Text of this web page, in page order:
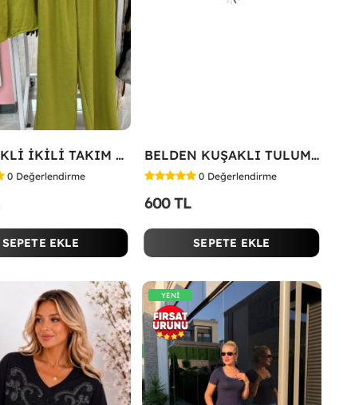
GÖMLEKLİ İKİLİ TAKIM Yeşil
0 Değerlendirme
SEPETE EKLE
BELDEN KUŞAKLI TULUM Siyah
0 Değerlendirme
600 TL
SEPETE EKLE
YENİ